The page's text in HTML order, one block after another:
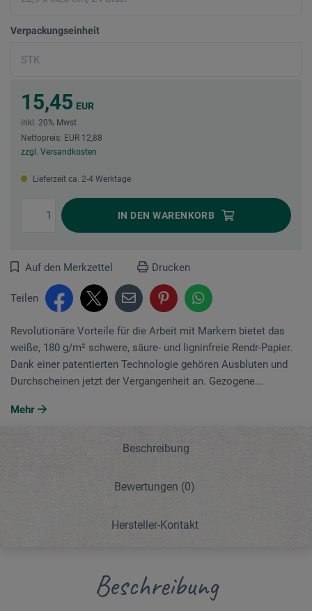
Verpackungseinheit
15,45 EUR
inkl. 20% Mwst
Nettopreis: EUR 12,88
zzgl. Versandkosten
Lieferzeit ca. 2-4 Werktage
IN DEN WARENKORB
Auf den Merkzettel Drucken
Teilen
Revolutionäre Vorteile für die Arbeit mit Markern bietet das
weiße, 180 g/m² schwere, säure- und ligninfreie Rendr-Papier.
Dank einer patentierten Technologie gehören Ausbluten und
Durchscheinen jetzt der Vergangenheit an. Gezogene...
Mehr
Beschreibung
Bewertungen (0)
Hersteller-Kontakt
Beschreibung